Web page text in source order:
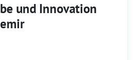
und Innovation